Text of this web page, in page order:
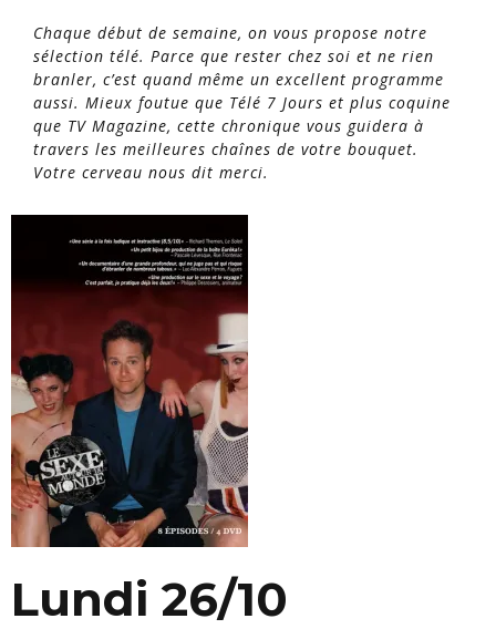
Chaque début de semaine, on vous propose notre
sélection télé. Parce que rester chez soi et ne rien
branler, c’est quand même un excellent programme
aussi. Mieux foutue que Télé 7 Jours et plus coquine
que TV Magazine, cette chronique vous guidera à
travers les meilleures chaînes de votre bouquet.
Votre cerveau nous dit merci.
Lundi 26/10